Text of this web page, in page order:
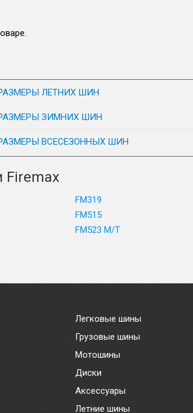
ЛЕТНИХ ШИН
ЗИМНИХ ШИН
ВСЕСЕЗОННЫХ ШИН
Firemax
FM319
FM515
FM523 M/T
Легковые шины
Грузовые шины
Мотошины
Диски
Аксессуары
Летние шины